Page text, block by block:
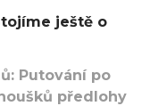
ještě o
Putování po
předlohy